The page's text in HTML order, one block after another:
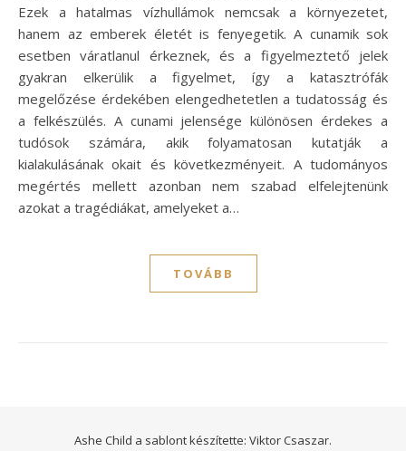
Ezek a hatalmas vízhullámok nemcsak a környezetet,
hanem az emberek életét is fenyegetik. A cunamik sok
esetben váratlanul érkeznek, és a figyelmeztető jelek
gyakran elkerülik a figyelmet, így a katasztrófák
megelőzése érdekében elengedhetetlen a tudatosság és
a felkészülés. A cunami jelensége különösen érdekes a
tudósok számára, akik folyamatosan kutatják a
kialakulásának okait és következményeit. A tudományos
megértés mellett azonban nem szabad elfelejtenünk
azokat a tragédiákat, amelyeket a…
TOVÁBB
Ashe Child a sablont készítette: Viktor Csaszar.